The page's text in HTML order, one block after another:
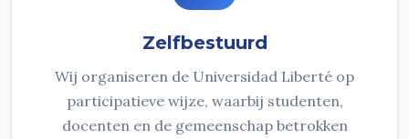
Zelfbestuurd
Wij organiseren de Universidad Liberté op
participatieve wijze, waarbij studenten,
docenten en de gemeenschap betrokken